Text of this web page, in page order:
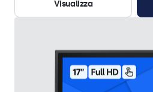
Visualizza